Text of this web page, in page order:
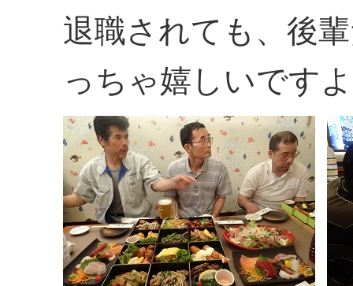
退職されても、後
っちゃ嬉しいで